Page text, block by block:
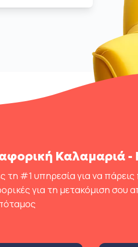
Καλαμαριά
τη #1 υπηρεσία για να πάρεις
για τη μετακόμιση σου